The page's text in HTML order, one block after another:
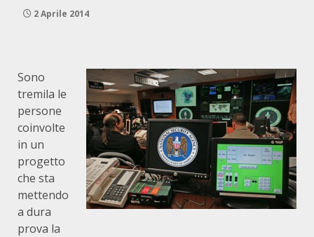
2 Aprile 2014
Sono
tremila le
persone
coinvolte
in un
progetto
che sta
mettendo
a dura
prova la